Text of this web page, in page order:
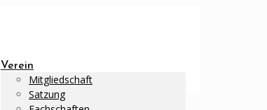
Verein
Mitgliedschaft
Satzung